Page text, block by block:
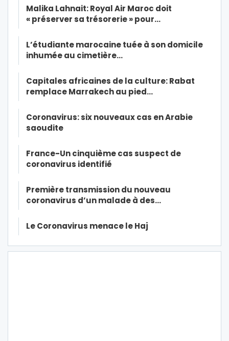
Malika Lahnait: Royal Air Maroc doit
« préserver sa trésorerie » pour…
L’étudiante marocaine tuée à son domicile
inhumée au cimetière…
Capitales africaines de la culture: Rabat
remplace Marrakech au pied…
Coronavirus: six nouveaux cas en Arabie
saoudite
France-Un cinquième cas suspect de
coronavirus identifié
Première transmission du nouveau
coronavirus d’un malade à des…
Le Coronavirus menace le Haj